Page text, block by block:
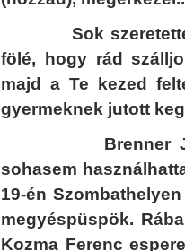
Sok szeretettel
fölé, hogy rád
majd a Te kezed
gyermeknek jutott
Brenner
sohasem
19-én
megyéspüspök.
Kozma Ferenc